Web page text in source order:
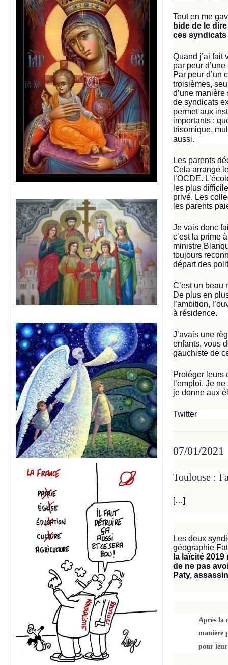
Tout en me
bide de le
ces
Quand j’ai fait
par peur
Par peur d’un
troisièmes,
d’une
de syndicats
permet aux
importants :
trisomique,
aussi.
Les parents
Cela arrange
l’OCDE.
les plus
privé. Les
les parents
Je vais donc
c’est la prime
ministre
toujours
départ des
C’est un beau
De plus en
l’ambition,
à résidence.
J’avais une
enfants, vous
gauchiste de
Protéger leurs
l’emploi. Je
je donne aux
Twitter
07/01/2021
Toulouse :
[…]
Les deux
géographie
la laïcité
de ne pas
Paty,
Après la
manière
pour leur